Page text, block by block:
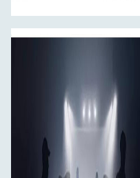
neuvěřitelných programů
událostí! Je velmi
natáčení sportu,
eSportovních a herních
další obrazovou
požadavky na
natáčení.
Obsah balení: